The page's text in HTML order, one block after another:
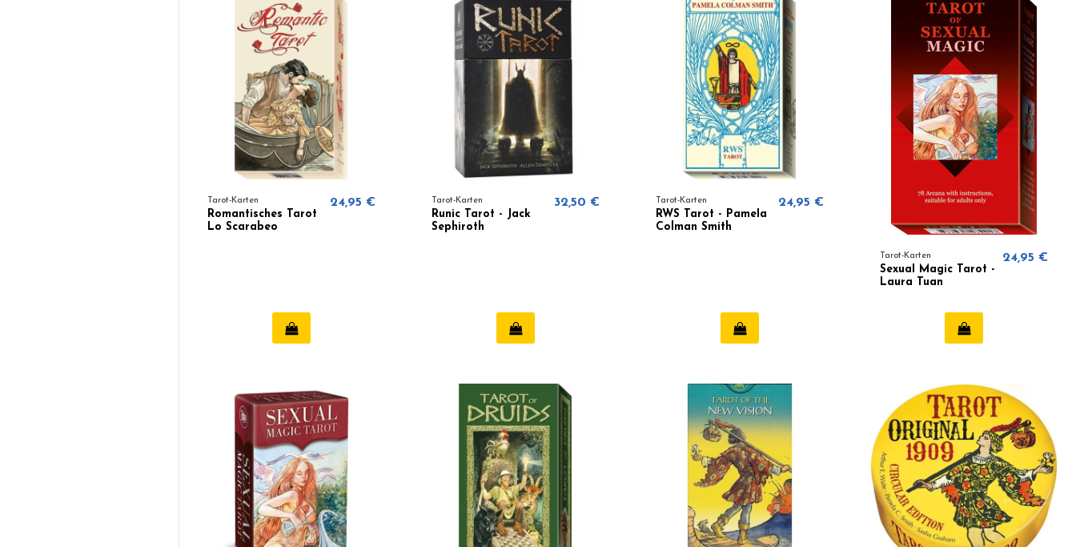
Tarot-Karten
Romantisches Tarot
Lo Scarabeo
24,95 € Tarot-Karten
Runic Tarot - Jack
Sephiroth
32,50 € Tarot-Karten
RWS Tarot - Pamela
Colman Smith
24,95 €
Tarot-Karten
Sexual Magic Tarot -
Laura Tuan
24,95 €